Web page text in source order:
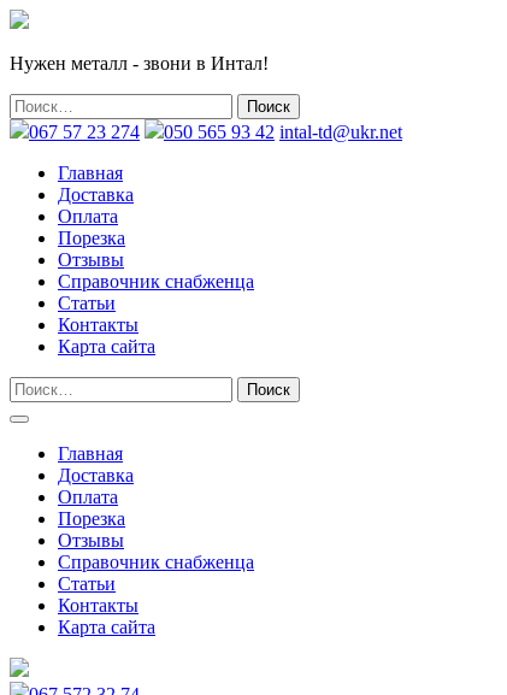
Нужен металл - звони в Интал!
067 57 23 274 050 565 93 42 intal-td@ukr.net
Главная
Доставка
Оплата
Порезка
Отзывы
Справочник снабженца
Статьи
Контакты
Карта сайта
Главная
Доставка
Оплата
Порезка
Отзывы
Справочник снабженца
Статьи
Контакты
Карта сайта